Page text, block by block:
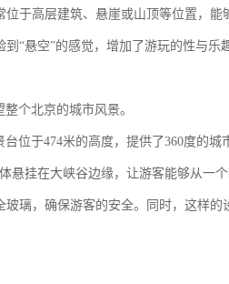
于高层建筑、悬崖或山顶等位置，
“悬空”的感觉，增加了游玩的性与乐
个北京的城市风景。
位于474米的高度，提供了360度的城
挂在大峡谷边缘，让游客能够从一
璃，确保游客的安全。同时，这样